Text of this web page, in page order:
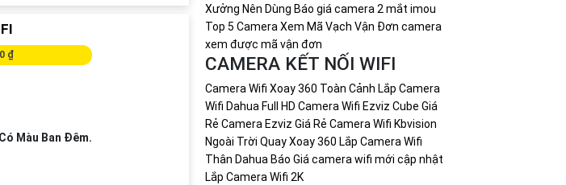
₫
Màu Ban Ðêm.
Xưởng Nên Dùng Báo giá camera 2 mắt imou
Top 5 Camera Xem Mã Vạch Vận Đơn camera
xem được mã vận đơn
CAMERA KẾT NỐI WIFI
Camera Wifi Xoay 360 Toàn Cảnh Lắp Camera
Wifi Dahua Full HD Camera Wifi Ezviz Cube Giá
Rẻ Camera Ezviz Giá Rẻ Camera Wifi Kbvision
Ngoài Trời Quay Xoay 360 Lắp Camera Wifi
Thân Dahua Báo Giá camera wifi mới cập nhật
Lắp Camera Wifi 2K